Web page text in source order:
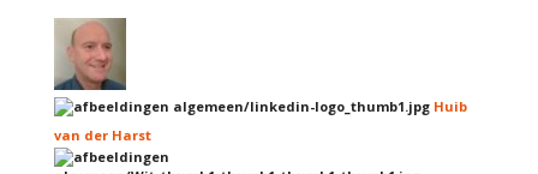
Huib
van der Harst